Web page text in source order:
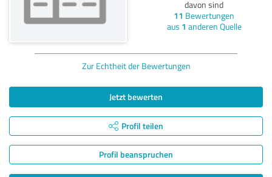
davon sind
11 Bewertungen
aus 1 anderen Quelle
Zur Echtheit der Bewertungen
Jetzt bewerten
Profil teilen
Profil beanspruchen